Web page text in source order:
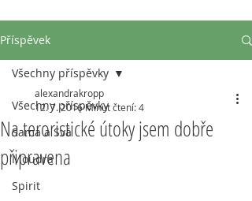
Příspěvek
Všechny příspěvky
Sama a Svá
Moudra
Spirit
Všechny příspěvky
Na teroristické útoky jsem dobře
připravena
alexandrakropp
12. 7. 2016 Minut čtení: 4